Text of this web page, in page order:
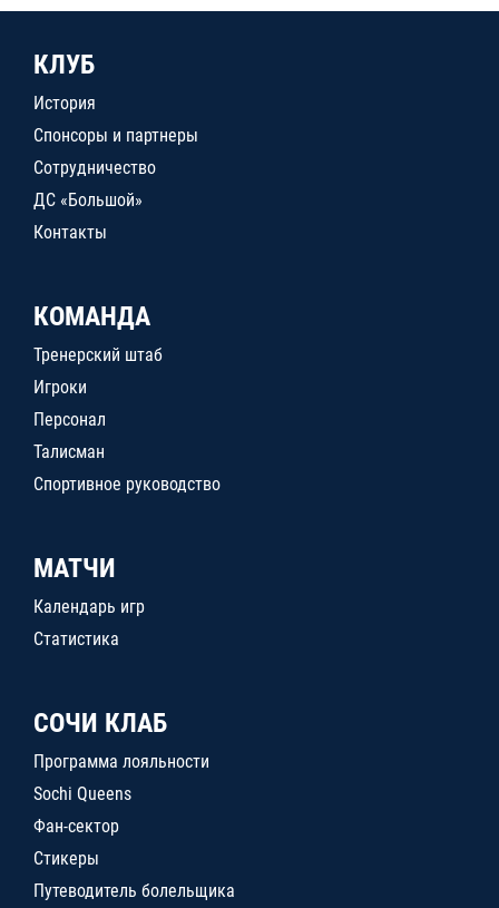
КЛУБ
История
Спонсоры и партнеры
Сотрудничество
ДС «Большой»
Контакты
КОМАНДА
Тренерский штаб
Игроки
Персонал
Талисман
Спортивное руководство
МАТЧИ
Календарь игр
Статистика
СОЧИ КЛАБ
Программа лояльности
Sochi Queens
Фан-сектор
Стикеры
Путеводитель болельщика